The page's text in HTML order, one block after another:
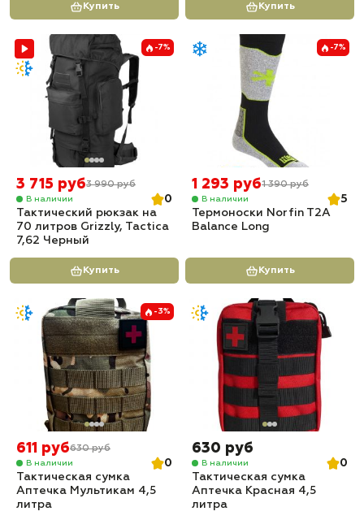
Купить Купить
-7%
3 715 руб3 990 руб
В наличии
0
Тактический рюкзак на
70 литров Grizzly, Tactica
7,62 Черный
Купить
-7%
1 293 руб1 390 руб
В наличии
5
Термоноски Norfin T2A
Balance Long
Купить
-3%
611 руб630 руб
В наличии
0
Тактическая сумка
Аптечка Мультикам 4,5
литра
630 руб
В наличии
0
Тактическая сумка
Аптечка Красная 4,5
литра